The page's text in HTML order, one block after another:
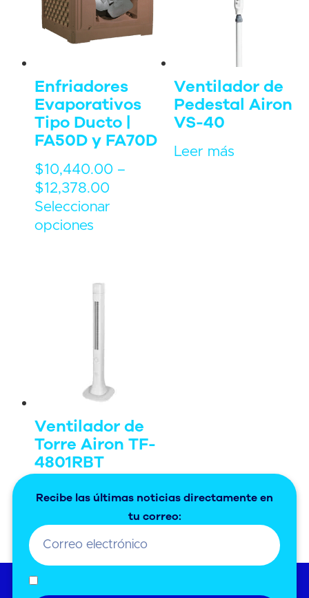
Enfriadores
Evaporativos
Tipo Ducto |
FA50D y FA70D
$10,440.00 –
$12,378.00
Seleccionar
opciones
Ventilador de
Pedestal Airon
VS-40
Leer más
Ventilador de
Torre Airon TF-
4801RBT
Leer más
← 1 2 3 4
Recibe las últimas noticias directamente en
tu correo: